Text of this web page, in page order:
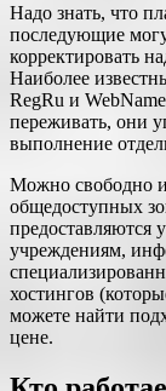
Надо знать, что
последующие
корректировать
Наиболее
RegRu и
переживать, они
выполнение
Можно свободно
общедоступных
предоставляются
учреждениям,
хостингов
можете найти
цене.